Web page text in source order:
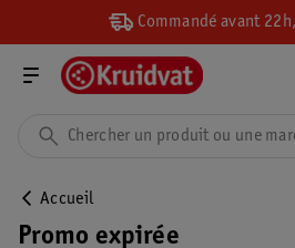
Commandé avant
Accueil
Promo expirée